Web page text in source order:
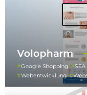
Volopharm
Google Shopping SEA
Webentwicklung